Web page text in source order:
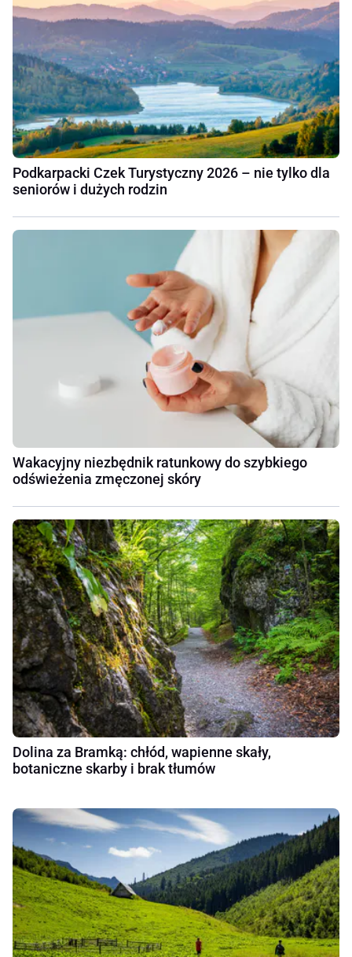
Podkarpacki Czek Turystyczny 2026 – nie tylko dla
seniorów i dużych rodzin
Wakacyjny niezbędnik ratunkowy do szybkiego
odświeżenia zmęczonej skóry
Dolina za Bramką: chłód, wapienne skały,
botaniczne skarby i brak tłumów